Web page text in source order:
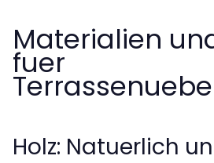
Materialien
fuer
Holz: Natuerlich